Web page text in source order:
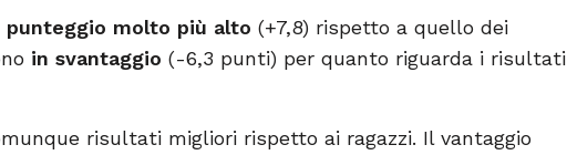
punteggio molto più alto (+7,8) rispetto a quello dei
in svantaggio (-6,3 punti) per quanto riguarda i risultati
risultati migliori rispetto ai ragazzi. Il vantaggio